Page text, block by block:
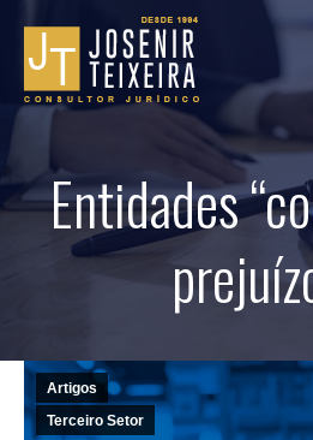
Entidades
Artigos
Terceiro Setor